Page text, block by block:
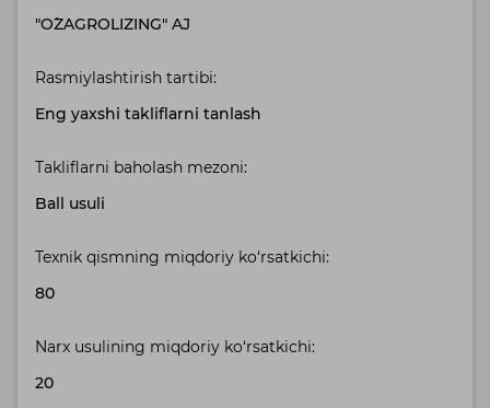
"O`ZAGROLIZING" AJ
Rasmiylashtirish tartibi:
Eng yaxshi takliflarni tanlash
Takliflarni baholash mezoni:
Ball usuli
Texnik qismning miqdoriy ko‘rsatkichi:
80
Narx usulining miqdoriy ko‘rsatkichi:
20